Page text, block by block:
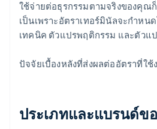
ใช้จ่ายต่อธุรกรรมตามจริงของคุณ
เป็นเพราะอัตราเทอร์มินัลจะกำหน
เทคนิค ตัวแปรพฤติกรรม และตัวแ
ปัจจัยเบื้องหลังที่ส่งผลต่ออัตราที่ใ
ประเภทและแบรนด์ข